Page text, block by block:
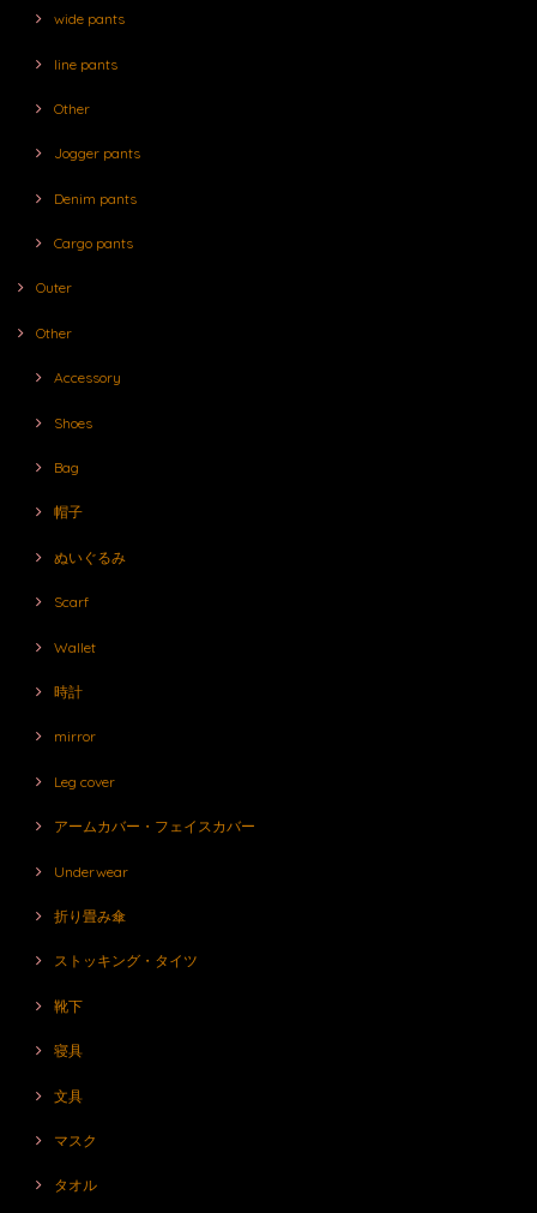
wide pants
line pants
Other
Jogger pants
Denim pants
Cargo pants
Outer
Other
Accessory
Shoes
Bag
帽子
ぬいぐるみ
Scarf
Wallet
時計
mirror
Leg cover
アームカバー・フェイスカバー
Underwear
折り畳み傘
ストッキング・タイツ
靴下
寝具
文具
マスク
タオル